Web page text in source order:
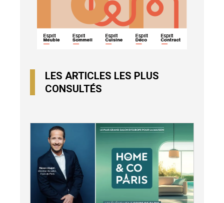
LES ARTICLES LES PLUS
CONSULTÉS